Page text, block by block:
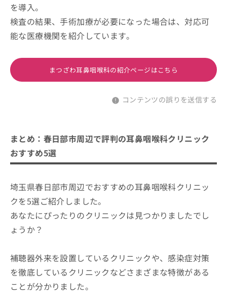
を導入。
検査の結果、手術加療が必要になった場合は、対応可
能な医療機関を紹介しています。
まつざわ耳鼻咽喉科の紹介ページはこちら
コンテンツの誤りを送信する
まとめ：春日部市周辺で評判の耳鼻咽喉科クリニック
おすすめ5選
埼玉県春日部市周辺でおすすめの耳鼻咽喉科クリニッ
クを5選ご紹介しました。
あなたにぴったりのクリニックは見つかりましたでし
ょうか？
補聴器外来を設置しているクリニックや、感染症対策
を徹底しているクリニックなどさまざまな特徴がある
ことが分かりました。